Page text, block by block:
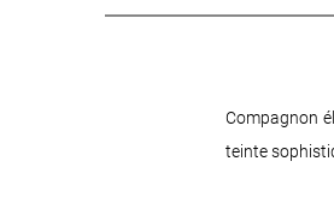
Compagnon
teinte